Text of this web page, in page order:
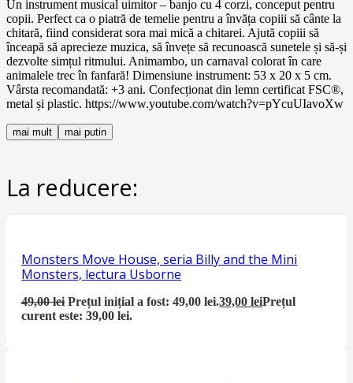
Un instrument musical uimitor – banjo cu 4 corzi, conceput pentru
copii. Perfect ca o piatră de temelie pentru a învăța copiii să cânte la
chitară, fiind considerat sora mai mică a chitarei. Ajută copiii să
înceapă să aprecieze muzica, să învețe să recunoască sunetele și să-și
dezvolte simțul ritmului. Animambo, un carnaval colorat în care
animalele trec în fanfară! Dimensiune instrument: 53 x 20 x 5 cm.
Vârsta recomandată: +3 ani. Confecționat din lemn certificat FSC®,
metal și plastic. https://www.youtube.com/watch?v=pYcuUIavoXw
mai mult mai putin
La reducere:
Monsters Move House, seria Billy and the Mini
Monsters, lectura Usborne
49,00lei Prețul inițial a fost: 49,00 lei.39,00leiPrețul
curent este: 39,00 lei.